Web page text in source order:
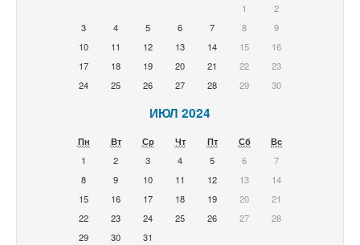
1
2
3
4 5 6 7 8
9
10
11 12 13 14 15
16
17
18 19 20 21 22
23
24
25 26 27 28 29 30
ИЮЛ 2024
Пн Вт Ср Чт Пт Сб
Вс
1
2 3 4 5 6
7
8
9 10 11 12 13
14
15
16 17 18 19 20
21
22
23 24 25 26 27
28
29
30 31